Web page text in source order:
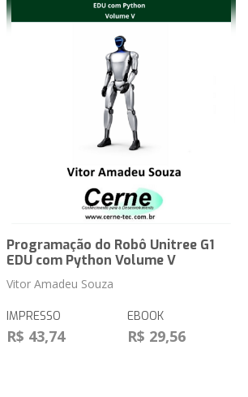
Programação do Robô Unitree G1
EDU com Python Volume V
Vitor Amadeu Souza
IMPRESSO
R$ 43,74
EBOOK
R$ 29,56